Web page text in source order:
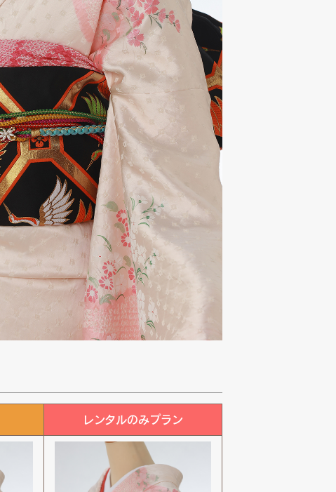
レンタルのみプラン